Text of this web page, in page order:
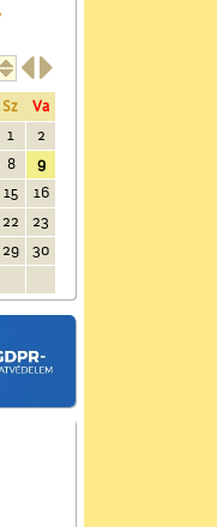

Sz
Va
1
2
8
9
15
16
22
23
29
30